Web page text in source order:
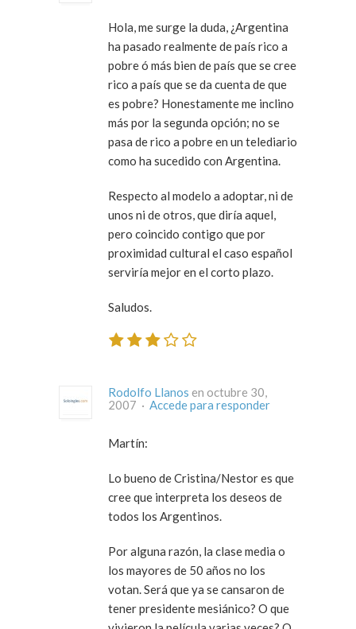
Hola, me surge la duda, ¿Argentina
ha pasado realmente de país rico a
pobre ó más bien de país que se cree
rico a país que se da cuenta de que
es pobre? Honestamente me inclino
más por la segunda opción; no se
pasa de rico a pobre en un telediario
como ha sucedido con Argentina.
Respecto al modelo a adoptar, ni de
unos ni de otros, que diría aquel,
pero coincido contigo que por
proximidad cultural el caso español
serviría mejor en el corto plazo.
Saludos.
Rodolfo Llanos en octubre 30,
2007 · Accede para responder
Martín:
Lo bueno de Cristina/Nestor es que
cree que interpreta los deseos de
todos los Argentinos.
Por alguna razón, la clase media o
los mayores de 50 años no los
votan. Será que ya se cansaron de
tener presidente mesiánico? O que